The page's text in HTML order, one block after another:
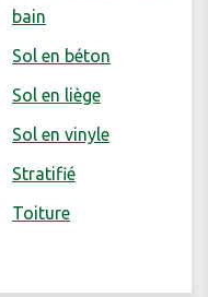
bain
Sol en béton
Sol en liège
Sol en vinyle
Stratifié
Toiture